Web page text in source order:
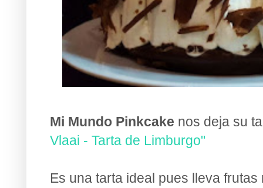
Mi Mundo Pinkcake nos deja su
Vlaai - Tarta de Limburgo"
Es una tarta ideal pues lleva